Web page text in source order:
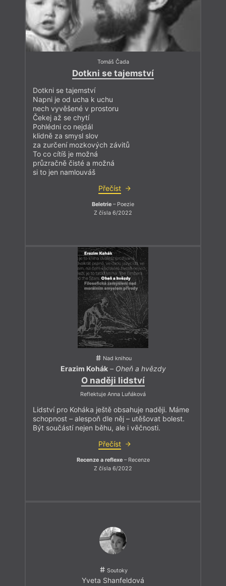
Tomáš Čada
Dotkni se tajemství
Dotkni se tajemství
Napni je od ucha k uchu
nech vyvěšené v prostoru
Čekej až se chytí
Pohlédni co nejdál
klidně za smysl slov
za zurčení mozkových závitů
To co cítíš je možná
průzračně čisté a možná
si to jen namlouváš
Přečíst
Beletrie – Poezie
Z čísla 6/2022
Nad knihou
Erazim Kohák– Oheň a hvězdy
O naději lidství
Reflektuje Anna Luňáková
Lidství pro Koháka ještě obsahuje naději. Máme
schopnost – alespoň dle něj – utěšovat bolest.
Být součástí nejen běhu, ale i věčnosti.
Přečíst
Recenze a reflexe– Recenze
Z čísla 6/2022
Soutoky
Yveta Shanfeldová